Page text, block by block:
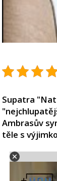
Supatra
Ambrasův
těle s